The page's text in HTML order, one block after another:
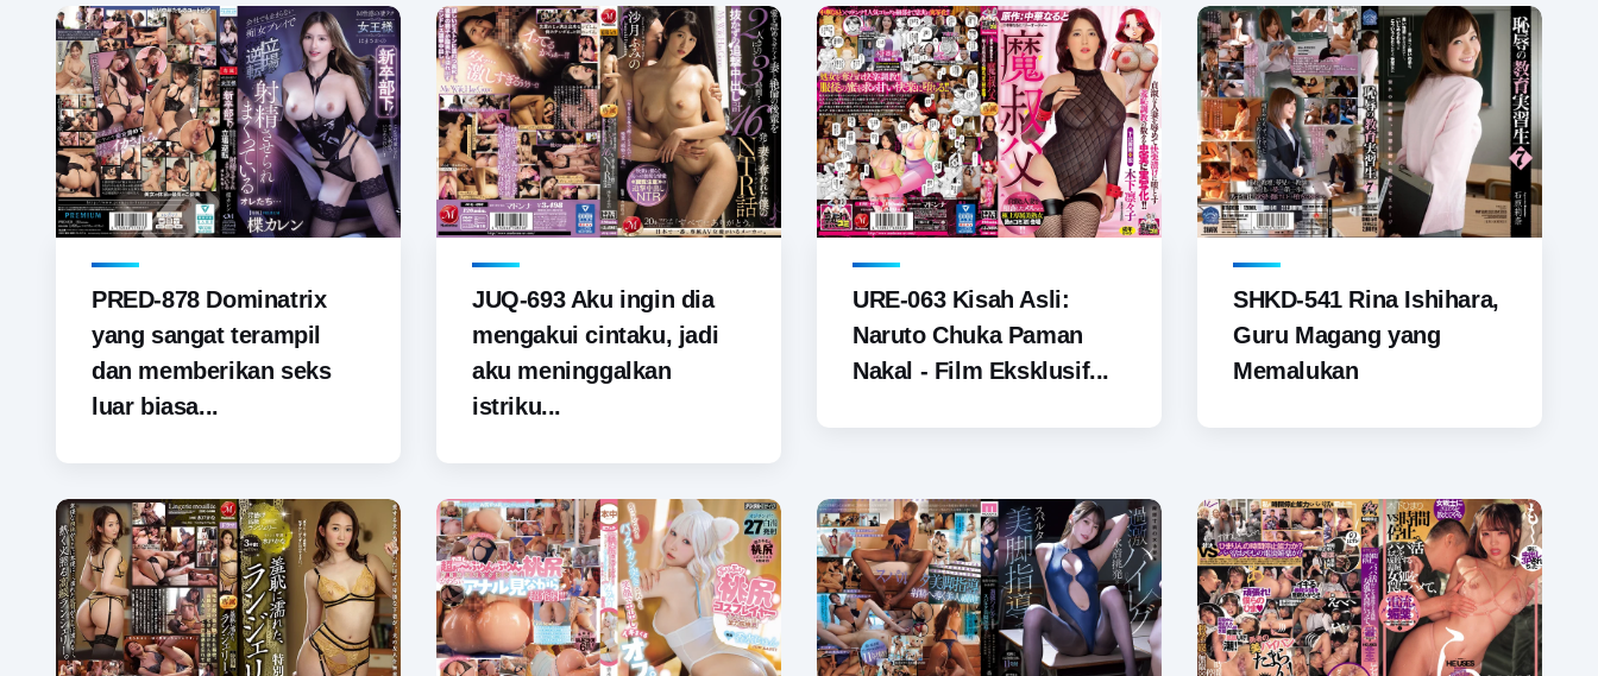
PRED-878 Dominatrix
yang sangat terampil
dan memberikan seks
luar biasa...
JUQ-693 Aku ingin dia
mengakui cintaku, jadi
aku meninggalkan
istriku...
URE-063 Kisah Asli:
Naruto Chuka Paman
Nakal - Film Eksklusif...
SHKD-541 Rina Ishihara,
Guru Magang yang
Memalukan